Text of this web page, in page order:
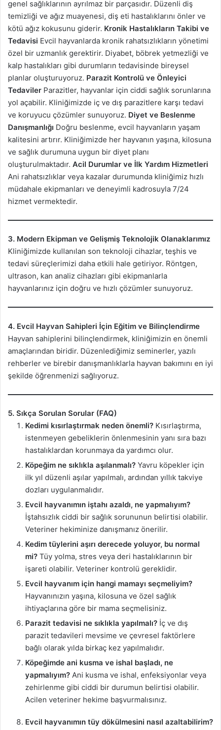
genel sağlıklarının ayrılmaz bir parçasıdır. Düzenli diş
temizliği ve ağız muayenesi, diş eti hastalıklarını önler ve
kötü ağız kokusunu giderir. Kronik Hastalıkların Takibi ve
Tedavisi Evcil hayvanlarda kronik rahatsızlıkların yönetimi
özel bir uzmanlık gerektirir. Diyabet, böbrek yetmezliği ve
kalp hastalıkları gibi durumların tedavisinde bireysel
planlar oluşturuyoruz. Parazit Kontrolü ve Önleyici
Tedaviler Parazitler, hayvanlar için ciddi sağlık sorunlarına
yol açabilir. Kliniğimizde iç ve dış parazitlere karşı tedavi
ve koruyucu çözümler sunuyoruz. Diyet ve Beslenme
Danışmanlığı Doğru beslenme, evcil hayvanların yaşam
kalitesini artırır. Kliniğimizde her hayvanın yaşına, kilosuna
ve sağlık durumuna uygun bir diyet planı
oluşturulmaktadır. Acil Durumlar ve İlk Yardım Hizmetleri
Ani rahatsızlıklar veya kazalar durumunda kliniğimiz hızlı
müdahale ekipmanları ve deneyimli kadrosuyla 7/24
hizmet vermektedir.
3. Modern Ekipman ve Gelişmiş Teknolojik Olanaklarımız
Kliniğimizde kullanılan son teknoloji cihazlar, teşhis ve
tedavi süreçlerimizi daha etkili hale getiriyor. Röntgen,
ultrason, kan analiz cihazları gibi ekipmanlarla
hayvanlarınız için doğru ve hızlı çözümler sunuyoruz.
4. Evcil Hayvan Sahipleri İçin Eğitim ve Bilinçlendirme
Hayvan sahiplerini bilinçlendirmek, kliniğimizin en önemli
amaçlarından biridir. Düzenlediğimiz seminerler, yazılı
rehberler ve birebir danışmanlıklarla hayvan bakımını en iyi
şekilde öğrenmenizi sağlıyoruz.
5. Sıkça Sorulan Sorular (FAQ)
Kedimi kısırlaştırmak neden önemli? Kısırlaştırma,
istenmeyen gebeliklerin önlenmesinin yanı sıra bazı
hastalıklardan korunmaya da yardımcı olur.
Köpeğim ne sıklıkla aşılanmalı? Yavru köpekler için
ilk yıl düzenli aşılar yapılmalı, ardından yıllık takviye
dozları uygulanmalıdır.
Evcil hayvanımın iştahı azaldı, ne yapmalıyım?
İştahsızlık ciddi bir sağlık sorununun belirtisi olabilir.
Veteriner hekiminize danışmanız önerilir.
Kedim tüylerini aşırı derecede yoluyor, bu normal
mi? Tüy yolma, stres veya deri hastalıklarının bir
işareti olabilir. Veteriner kontrolü gereklidir.
Evcil hayvanım için hangi mamayı seçmeliyim?
Hayvanınızın yaşına, kilosuna ve özel sağlık
ihtiyaçlarına göre bir mama seçmelisiniz.
Parazit tedavisi ne sıklıkla yapılmalı? İç ve dış
parazit tedavileri mevsime ve çevresel faktörlere
bağlı olarak yılda birkaç kez yapılmalıdır.
Köpeğimde ani kusma ve ishal başladı, ne
yapmalıyım? Ani kusma ve ishal, enfeksiyonlar veya
zehirlenme gibi ciddi bir durumun belirtisi olabilir.
Acilen veteriner hekime başvurmalısınız.
Evcil hayvanımın tüy dökülmesini nasıl azaltabilirim?